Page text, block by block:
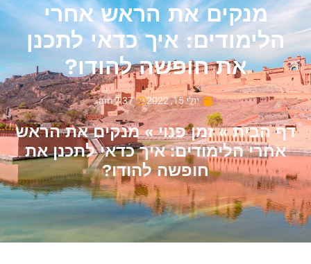
מנקים את הראש אחרי
הלימודים: איך כדאי לתכנן
את חופשה להודו?
יולי 15, 2022 7:37 am
דף הבית»זמן פנוי»מנקים את הראש
אחרי הלימודים: איך כדאי לתכנן את
חופשה להודו?